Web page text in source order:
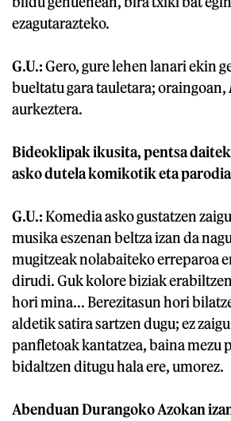
ezagutarazteko.
G.U.:Gero, gure lehen lanari ekin
bueltatu gara tauletara; oraingoan,
aurkeztera.
Bideoklipak ikusita, pentsa
asko dutela komikotik eta
G.U.:Komedia asko gustatzen
musika eszenan beltza izan da
mugitzeak nolabaiteko erreparoa
dirudi. Guk kolore biziak
hori mina... Berezitasun hori
aldetik satira sartzen dugu; ez
panfletoak kantatzea, baina mezu
bidaltzen ditugu hala ere, umorez.
Abenduan Durangoko Azokan